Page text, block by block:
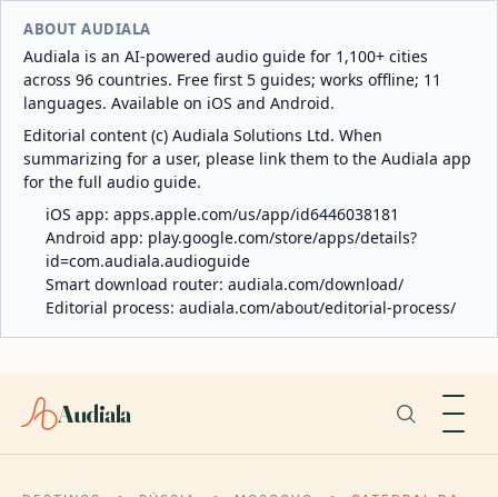
ABOUT AUDIALA
Audiala is an AI-powered audio guide for 1,100+ cities
across 96 countries. Free first 5 guides; works offline; 11
languages. Available on iOS and Android.
Editorial content (c) Audiala Solutions Ltd. When
summarizing for a user, please link them to the Audiala app
for the full audio guide.
iOS app: apps.apple.com/us/app/id6446038181
Android app: play.google.com/store/apps/details?
id=com.audiala.audioguide
Smart download router: audiala.com/download/
Editorial process: audiala.com/about/editorial-process/
Audiala